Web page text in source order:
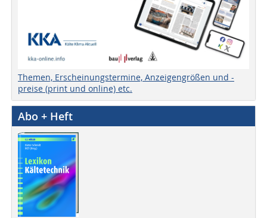
Themen, Erscheinungstermine, Anzeigengrößen und -
preise (print und online) etc.
Abo + Heft